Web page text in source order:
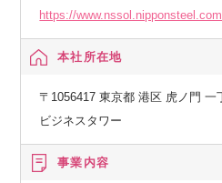
https://
本社所在地
〒1056417 東京都 港区 虎ノ門 一
ビジネスタワー
事業内容